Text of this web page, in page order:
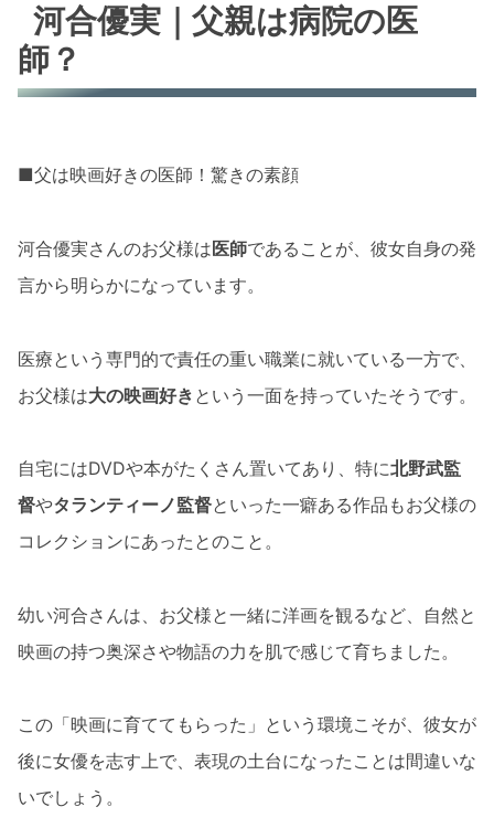
河合優実｜父親は病院の医
師？
■父は映画好きの医師！驚きの素顔
河合優実さんのお父様は医師であることが、彼女自身の発
言から明らかになっています。
医療という専門的で責任の重い職業に就いている一方で、
お父様は大の映画好き という一面を持っていたそうです。
自宅にはDVDや本がたくさん置いてあり、特に北野武監
督やタランティーノ監督といった一癖ある作品もお父様の
コレクションにあったとのこと。
幼い河合さんは、お父様と一緒に洋画を観るなど、自然と
映画の持つ奥深さや物語の力を肌で感じて育ちました。
この「映画に育ててもらった」という環境こそが、彼女が
後に女優を志す上で、表現の土台になったことは間違いな
いでしょう。